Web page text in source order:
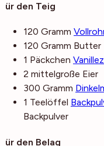
Für den Teig
120 Gramm
120 Gramm Butter
1 Päckchen
2 mittelgroße Eier
300 Gramm
1 Teelöffel
Backpulver
Für den Belag